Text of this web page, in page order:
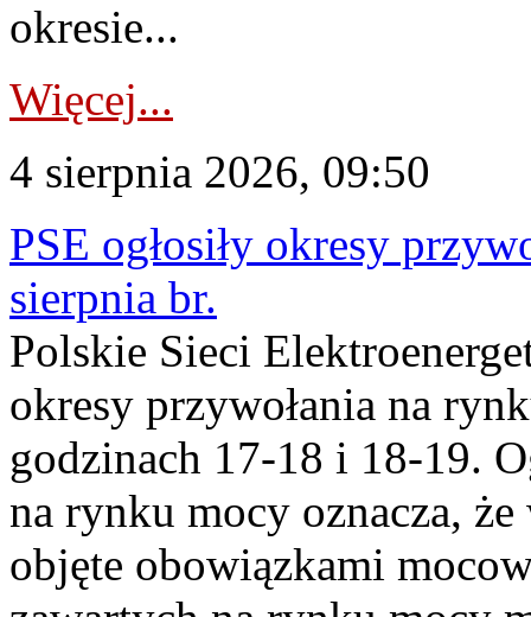
okresie...
Więcej...
4 sierpnia 2026, 09:50
PSE ogłosiły okresy
sierpnia br.
Polskie Sieci
okresy przywołania na
godzinach 17-18 i 18-19.
na rynku mocy oznacza,
objęte obowiązkami